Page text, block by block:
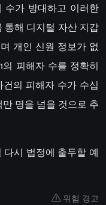
수가 방대하고 이러한
통해 디지털 자산 지갑
개인 신원 정보가 없
피해자 수를 정확히
의 피해자 수가 수십
명을 넘을 것으로 추
시 법정에 출두할 예
위험 경고